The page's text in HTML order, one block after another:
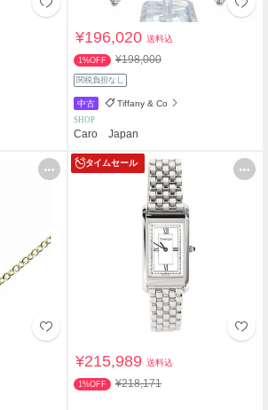
¥196,020送料込
1%OFF ¥198,000
関税負担なし
中古 Tiffany & Co
SHOP
Caro Japan
タイムセール
¥215,989送料込
1%OFF ¥218,171